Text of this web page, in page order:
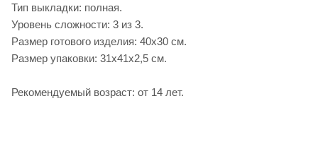
Тип выкладки: полная.
Уровень сложности: 3 из 3.
Размер готового изделия: 40х30 см.
Размер упаковки: 31х41х2,5 см.
Рекомендуемый возраст: от 14 лет.